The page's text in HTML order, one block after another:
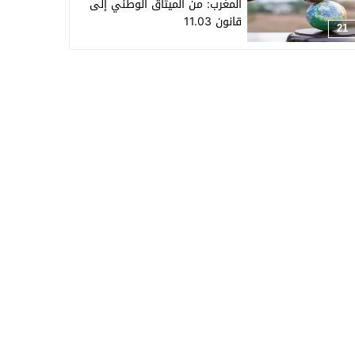
21
المغرب: من الميثاق الوطني إلى
قانون 11.03